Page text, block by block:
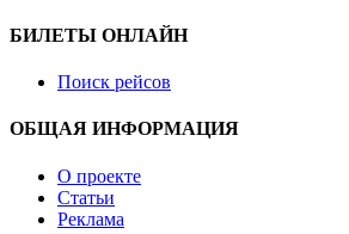
БИЛЕТЫ ОНЛАЙН
Поиск рейсов
ОБЩАЯ ИНФОРМАЦИЯ
О проекте
Статьи
Реклама